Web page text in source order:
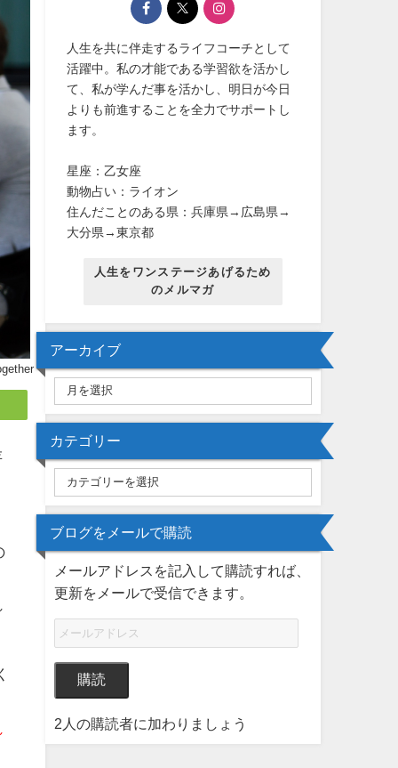
人生を共に伴走するライフコーチとして
活躍中。私の才能である学習欲を活かし
て、私が学んだ事を活かし、明日が今日
よりも前進することを全力でサポートし
ます。
星座：乙女座
動物占い：ライオン
住んだことのある県：兵庫県→広島県→
大分県→東京都
人生をワンステージあげるため
のメルマガ
アーカイブ
カテゴリー
ブログをメールで購読
メールアドレスを記入して購読すれば、
更新をメールで受信できます。
購読
2人の購読者に加わりましょう